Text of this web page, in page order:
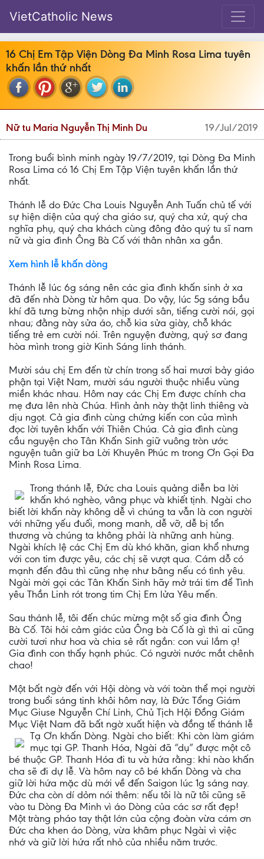
VietCatholic News
16 Chị Em Tập Viện Dòng Đa Minh Rosa Lima tuyên
khấn lần thứ nhất
Nữ tu Maria Nguyễn Thị Minh Du 19/Jul/2019
Trong buổi bình minh ngày 19/7/2019, tại Dòng Đa Minh
Rosa Lima có 16 Chị Em Tập Viện tuyên khấn lần thứ
nhất.
Thánh lễ do Đức Cha Louis Nguyễn Anh Tuấn chủ tế với
sự hiện diện của quý cha giáo sư, quý cha xứ, quý cha
nghĩa phụ, quý cha khách cùng đông đảo quý tu sĩ nam
nữ và gia đình Ông Bà Cố với thân nhân xa gần.
Xem hình lễ khấn dòng
Thánh lễ lúc 6g sáng nên các gia đình khấn sinh ở xa
đã đến nhà Dòng từ hôm qua. Do vậy, lúc 5g sáng bầu
khí đã tưng bừng nhộn nhịp dưới sân, tiếng cười nói, gọi
nhau; đằng này sửa áo, chỗ kia sửa giày, chỗ khác
tiếng trẻ em cười nói. Trên nguyện đường, quý sơ đang
hòa mình trong giờ Kinh Sáng linh thánh.
Mười sáu chị Em đến từ chín trong số hai mươi bảy giáo
phận tại Việt Nam, mười sáu người thuộc nhiều vùng
miền khác nhau. Hôm nay các Chị Em được chính cha
mẹ đưa lên nhà Chúa. Hình ảnh này thật linh thiêng và
dịu ngọt. Cả gia đình cùng chứng kiến con của mình
đọc lời tuyên khấn với Thiên Chúa. Cả gia đình cùng
cầu nguyện cho Tân Khấn Sinh giữ vuông tròn ước
nguyện tuân giữ ba Lời Khuyên Phúc m trong Ơn Gọi Đa
Minh Rosa Lima.
Trong thánh lễ, Đức cha Louis quảng diễn ba lời
khấn khó nghèo, vâng phục và khiết tịnh. Ngài cho
biết lời khấn này không dễ vì chúng ta vẫn là con người
với những yếu đuối, mong manh, dễ vỡ, dễ bị tổn
thương và chúng ta không phải là những anh hùng.
Ngài khích lệ các Chị Em dù khó khăn, gian khổ nhưng
với con tim được yêu, các chị sẽ vượt qua. Cám dỗ có
mạnh đến đâu thì cũng nhẹ như bâng nếu có tình yêu.
Ngài mời gọi các Tân Khấn Sinh hãy mở trái tim để Tình
yêu Thần Linh rót trong tim Chị Em lửa Yêu mến.
Sau thánh lễ, tôi đến chúc mừng một số gia đình Ông
Bà Cố. Tôi hỏi cảm giác của Ông bà Cố là gì thì ai cũng
cười tươi như hoa và chia sẻ rất ngắn: con vui lắm ạ!
Gia đình con thấy hạnh phúc. Có người nước mắt chênh
chao!
Một bất ngờ đến với Hội dòng và với toàn thể mọi người
trong buổi sáng tinh khôi hôm nay, là Đức Tổng Giám
Mục Giuse Nguyễn Chí Linh, Chủ Tịch Hội Đồng Giám
Mục Việt Nam đã bất ngờ xuất hiện và đồng tế thánh lễ
Tạ Ơn khấn Dòng. Ngài cho biết: Khi còn làm giám
mục tại GP. Thanh Hóa, Ngài đã “dụ” được một cô
bé thuộc GP. Thanh Hóa đi tu và hứa rằng: khi nào khấn
cha sẽ đi dự lễ. Và hôm nay cô bé khấn Dòng và cha
giữ lời hứa mặc dù mới về đến Saigon lúc 1g sáng nay.
Đức cha còn dí dỏm nói thêm: nếu tôi là nữ tôi cũng sẽ
vào tu Dòng Đa Minh vì áo Dòng của các sơ rất đẹp!
Một tràng pháo tay thật lớn của cộng đoàn vừa cám ơn
Đức cha khen áo Dòng, vừa khâm phục Ngài vì việc
nhớ và giữ lời hứa rất nhỏ của nhiều năm trước.